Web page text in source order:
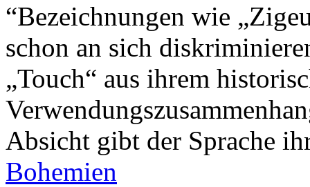
“Bezeichnungen wie
schon an sich
„Touch“ aus ihrem
Absicht gibt der Sprache
Bohemien